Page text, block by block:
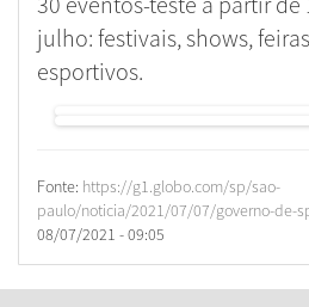
julho: festivais, shows,
esportivos.
Fonte: https://g1.globo.com/sp/sao-
paulo/noticia/2021/07/07/governo-de-
08/07/2021 - 09:05